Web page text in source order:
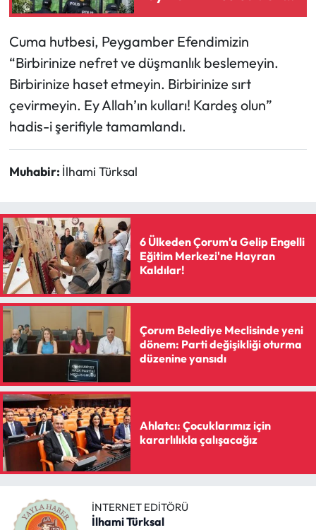
isimlerin yardım
Cuma hutbesi, Peygamber Efendimizin
“Birbirinize nefret ve düşmanlık beslemeyin.
Birbirinize haset etmeyin. Birbirinize sırt
çevirmeyin. Ey Allah’ın kulları! Kardeş olun”
hadis-i şerifiyle tamamlandı.
Muhabir: İlhami Türksal
6 Ülkeden Çorum'a Gelip Engelli
Eğitim Merkezi'ne Hayran
Kaldılar!
Çorum Belediye Meclisinde yeni
dönem: Parti değişikliği oturma
düzenine yansıdı
Ahlatcı: Çocuklarımız için
kararlılıkla çalışacağız
İNTERNET EDITÖRÜ
İlhami Türksal